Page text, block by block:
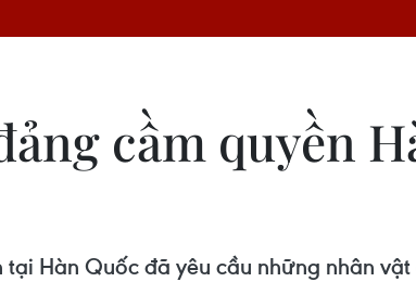
cầm quyền
Hàn Quốc đã yêu cầu những nhân